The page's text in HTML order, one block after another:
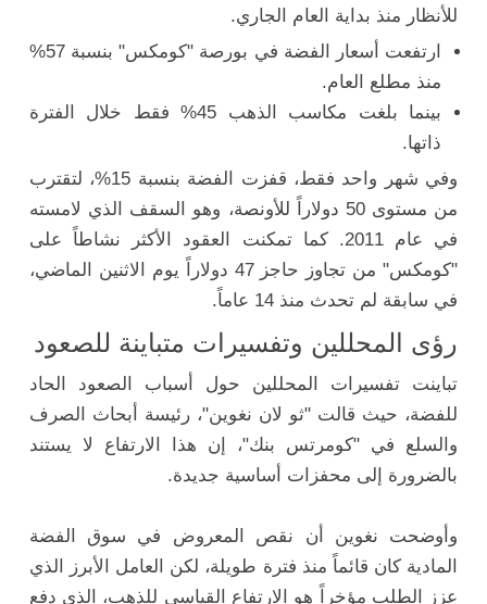
للأنظار منذ بداية العام الجاري.
ارتفعت أسعار الفضة في بورصة "كومكس" بنسبة 57%
منذ مطلع العام.
بينما بلغت مكاسب الذهب 45% فقط خلال الفترة
ذاتها.
وفي شهر واحد فقط، قفزت الفضة بنسبة 15%، لتقترب
من مستوى 50 دولاراً للأونصة، وهو السقف الذي لامسته
في عام 2011. كما تمكنت العقود الأكثر نشاطاً على
"كومكس" من تجاوز حاجز 47 دولاراً يوم الاثنين الماضي،
في سابقة لم تحدث منذ 14 عاماً.
رؤى المحللين وتفسيرات متباينة للصعود
تباينت تفسيرات المحللين حول أسباب الصعود الحاد
للفضة، حيث قالت "ثو لان نغوين"، رئيسة أبحاث الصرف
والسلع في "كومرتس بنك"، إن هذا الارتفاع لا يستند
بالضرورة إلى محفزات أساسية جديدة.
وأوضحت نغوين أن نقص المعروض في سوق الفضة
المادية كان قائماً منذ فترة طويلة، لكن العامل الأبرز الذي
عزز الطلب مؤخراً هو الارتفاع القياسي للذهب، الذي دفع